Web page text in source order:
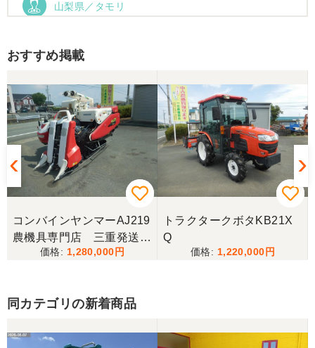
山梨県／タモリ
だきます。ありがとうございました。
山梨県／伊藤明久
引き取りに行くまでに 時間が掛かってしまって
待っていて頂き有り難うございました。
山梨県／樋野進悦
メールの返信がなかったので、残念ですが、こちら
うございました。
おすすめ掲載
コンバインヤンマーAJ219
農機具専門店 三重発送整
備済み
1,280,000
トラクタークボタKB21X
Q
1,220,000
同カテゴリの新着商品